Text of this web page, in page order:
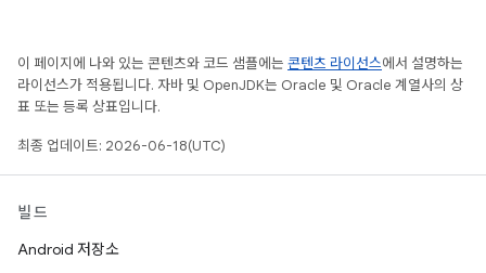
이 페이지에 나와 있는 콘텐츠와 코드 샘플에는 콘텐츠 라이선스에서 설명하는
라이선스가 적용됩니다. 자바 및 OpenJDK는 Oracle 및 Oracle 계열사의 상
표 또는 등록 상표입니다.
최종 업데이트: 2026-06-18(UTC)
빌드
Android 저장소